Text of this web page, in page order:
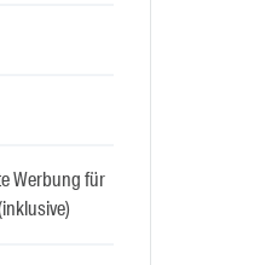
Werbung für